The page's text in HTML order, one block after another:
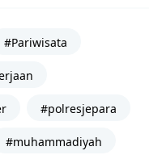
#Pariwisata
#polresjepara
#muhammadiyah